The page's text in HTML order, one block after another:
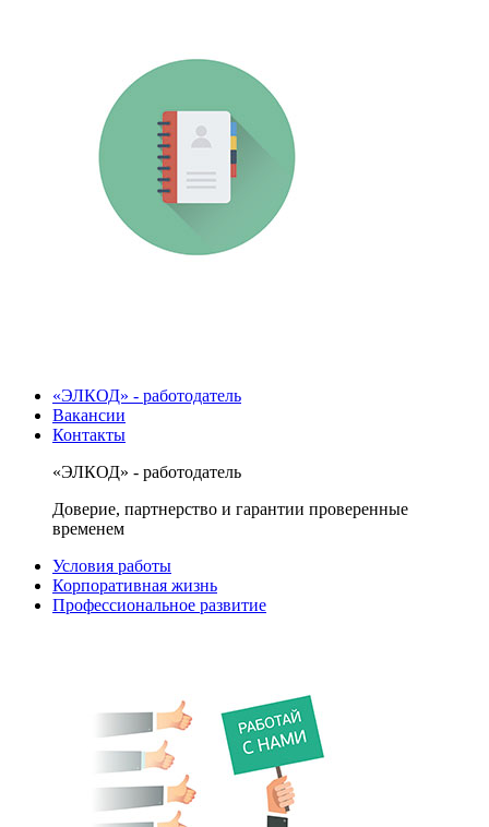
«ЭЛКОД» - работодатель
Вакансии
Контакты
«ЭЛКОД» - работодатель
Доверие, партнерство и гарантии проверенные
временем
Условия работы
Корпоративная жизнь
Профессиональное развитие